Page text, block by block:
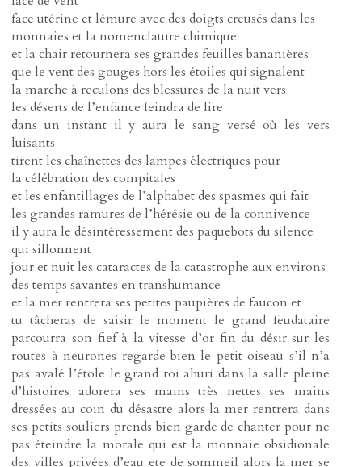
face utérine et lémure avec des doigts creusés dans les
monnaies et la nomenclature chimique
et la chair retournera ses grandes feuilles bananières
que le vent des gouges hors les étoiles qui signalent
la marche à reculons des blessures de la nuit vers
les déserts de l’enfance feindra de lire
dans un instant il y aura le sang versé où les vers
luisants
tirent les chaînettes des lampes électriques pour
la célébration des compitales
et les enfantillages de l’alphabet des spasmes qui fait
les grandes ramures de l’hérésie ou de la connivence
il y aura le désintéressement des paquebots du silence
qui sillonnent
jour et nuit les cataractes de la catastrophe aux environs
des temps savantes en transhumance
et la mer rentrera ses petites paupières de faucon et
tu tâcheras de saisir le moment le grand feudataire
parcourra son fief à la vitesse d’or fin du désir sur les
routes à neurones regarde bien le petit oiseau s’il n’a
pas avalé l’étole le grand roi ahuri dans la salle pleine
d’histoires adorera ses mains très nettes ses mains
dressées au coin du désastre alors la mer rentrera dans
ses petits souliers prends bien garde de chanter pour ne
pas éteindre la morale qui est la monnaie obsidionale
des villes privées d’eau ete de sommeil alors la mer se